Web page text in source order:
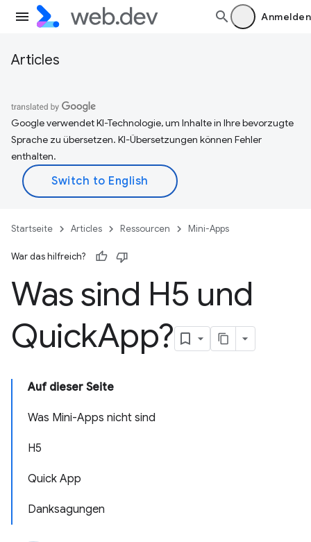
Anmelden
Articles
Google verwendet KI-Technologie, um Inhalte in Ihre bevorzugte
Sprache zu übersetzen. KI-Übersetzungen können Fehler
enthalten.
Startseite Articles Ressourcen Mini-Apps
War das hilfreich?
Was sind H5 und
QuickApp?
Auf dieser Seite
Was Mini-Apps nicht sind
H5
Quick App
Danksagungen